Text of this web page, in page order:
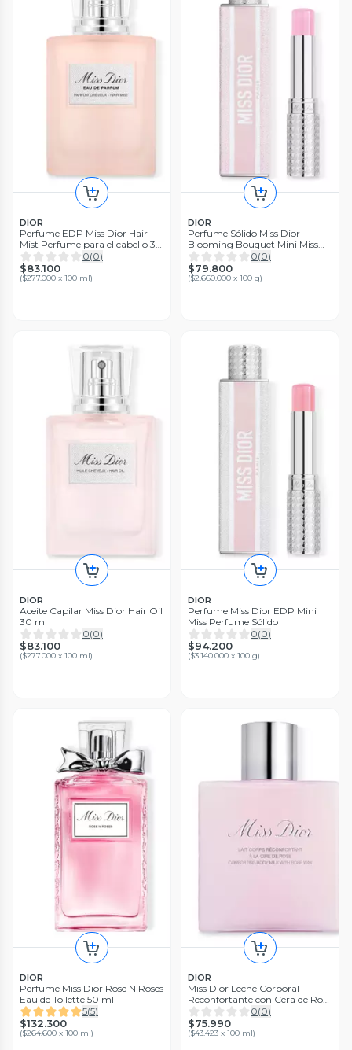
DIOR
Perfume EDP Miss Dior Hair
Mist Perfume para el cabello 30
ml
0(0)
$83.100
($277.000 x 100 ml)
DIOR
Perfume Sólido Miss Dior
Blooming Bouquet Mini Miss
Parfum
0(0)
$79.800
($2.660.000 x 100 g)
DIOR
Aceite Capilar Miss Dior Hair Oil
30 ml
0(0)
$83.100
($277.000 x 100 ml)
DIOR
Perfume Miss Dior EDP Mini
Miss Perfume Sólido
0(0)
$94.200
($3.140.000 x 100 g)
DIOR
Perfume Miss Dior Rose N'Roses
Eau de Toilette 50 ml
5(5)
$132.300
($264.600 x 100 ml)
DIOR
Miss Dior Leche Corporal
Reconfortante con Cera de Rosa
175 ml
0(0)
$75.990
($43.423 x 100 ml)